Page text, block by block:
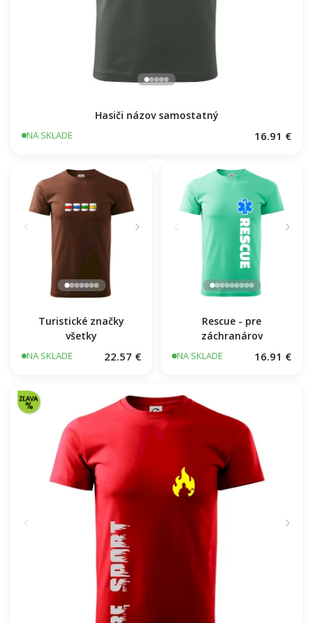
Hasiči názov samostatný
NA SKLADE 16.91 €
Turistické značky
všetky
NA SKLADE 22.57 €
Rescue - pre
záchranárov
NA SKLADE 16.91 €